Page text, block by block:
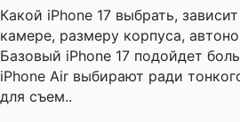
Какой iPhone 17 выбрать,
камере, размеру корпуса,
Базовый iPhone 17 подойдет
iPhone Air выбирают ради
для съем..